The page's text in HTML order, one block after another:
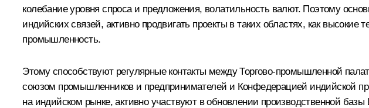
колебание уровня спроса и предложения, волатильность валют. Поэтому
индийских связей, активно продвигать проекты в таких областях, как
промышленность.
Этому способствуют регулярные контакты между Торгово-промышленной
союзом промышленников и предпринимателей и Конфедерацией индийской
на индийском рынке, активно участвуют в обновлении производственной